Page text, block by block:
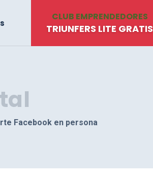
CLUB EMPRENDEDORES
TRIUNFERS LITE GRATIS
Facebook en persona